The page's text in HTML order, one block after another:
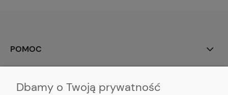
POMOC
Dbamy o Twoją prywatność